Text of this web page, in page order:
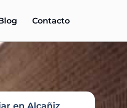
Contacto